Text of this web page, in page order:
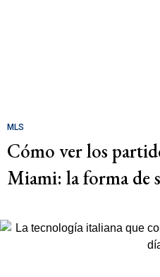
MLS
Cómo ver los
Miami: la forma de